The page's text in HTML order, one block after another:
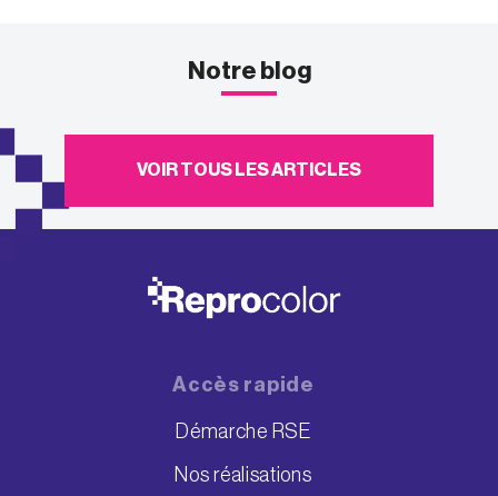
Notre blog
VOIR TOUS LES ARTICLES
Accès rapide
Démarche RSE
Nos réalisations